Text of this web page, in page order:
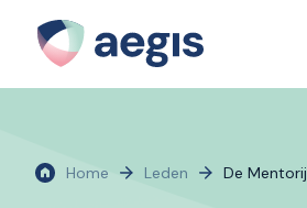
Home Leden De Mentorij